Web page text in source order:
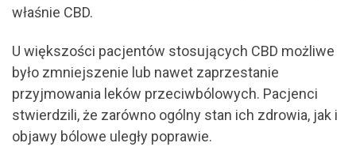
właśnie CBD.
U większości pacjentów stosujących CBD możliwe
było zmniejszenie lub nawet zaprzestanie
przyjmowania leków przeciwbólowych. Pacjenci
stwierdzili, że zarówno ogólny stan ich zdrowia, jak i
objawy bólowe uległy poprawie.